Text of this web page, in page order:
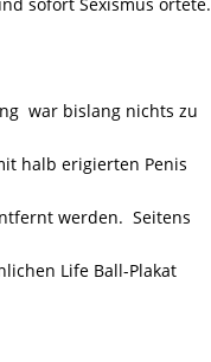
war bislang nichts zu
halb erigierten Penis
werden. Seitens
Life Ball-Plakat